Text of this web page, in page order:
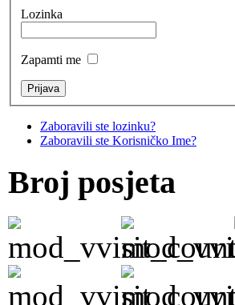
Lozinka
Zapamti me
Zaboravili ste lozinku?
Zaboravili ste Korisničko Ime?
Broj posjeta